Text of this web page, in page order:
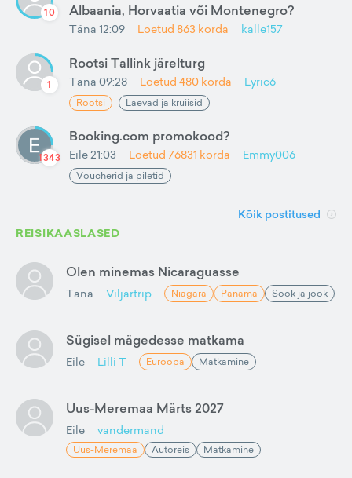
10
Albaania, Horvaatia või Montenegro?
Täna 12:09 Loetud 863 korda kalle157
1
Rootsi Tallink järelturg
Täna 09:28 Loetud 480 korda Lyric6
Rootsi Laevad ja kruiisid
1343
Booking.com promokood?
Eile 21:03 Loetud 76831 korda Emmy006
Voucherid ja piletid
Kõik postitused
REISIKAASLASED
Olen minemas Nicaraguasse
Täna Viljartrip Niagara Panama Söök ja jook
Sügisel mägedesse matkama
Eile Lilli T Euroopa Matkamine
Uus-Meremaa Märts 2027
Eile vandermand
Uus-Meremaa Autoreis Matkamine